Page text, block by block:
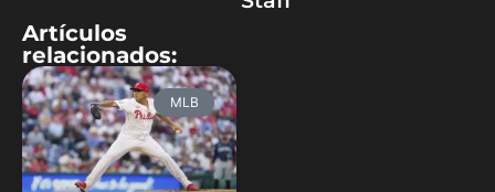
Artículos
relacionados:
MLB